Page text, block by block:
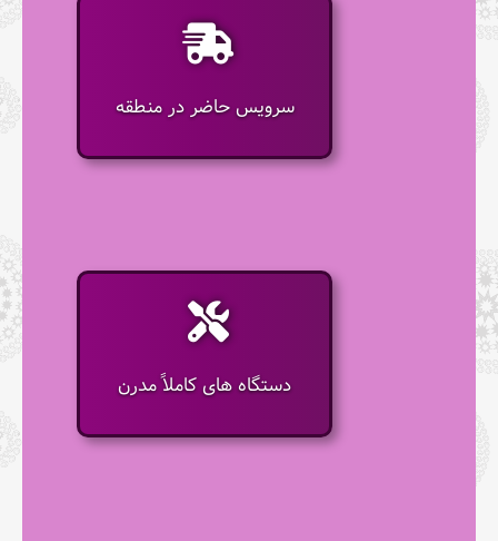
سرویس حاضر در منطقه
دستگاه های کاملاً مدرن